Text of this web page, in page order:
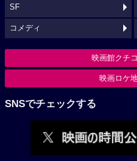
SF
コメディ
映画館クチ
映画ロケ
SNSでチェックする